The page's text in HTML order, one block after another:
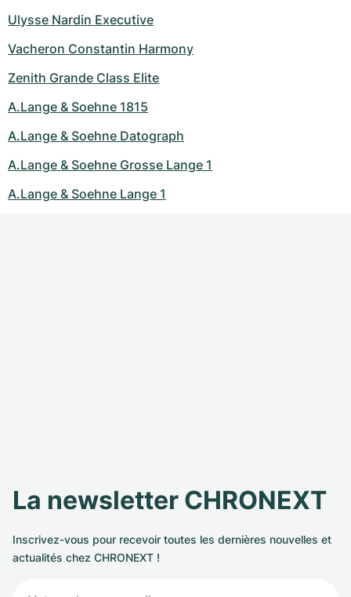
Ulysse Nardin Executive
Vacheron Constantin Harmony
Zenith Grande Class Elite
A.Lange & Soehne 1815
A.Lange & Soehne Datograph
A.Lange & Soehne Grosse Lange 1
A.Lange & Soehne Lange 1
La newsletter CHRONEXT
Inscrivez-vous pour recevoir toutes les dernières nouvelles et
actualités chez CHRONEXT !